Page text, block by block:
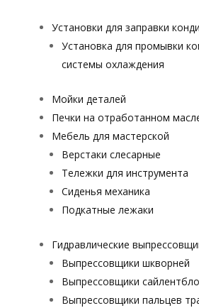
Установки для заправки
Установка для промывки
системы охлаждения
Мойки деталей
Печки на отработанном
Мебель для мастерской
Верстаки слесарные
Тележки для инструмента
Сиденья механика
Подкатные лежаки
Гидравлические
Выпрессовщики шкворней
Выпрессовщики
Выпрессовщики пальцев